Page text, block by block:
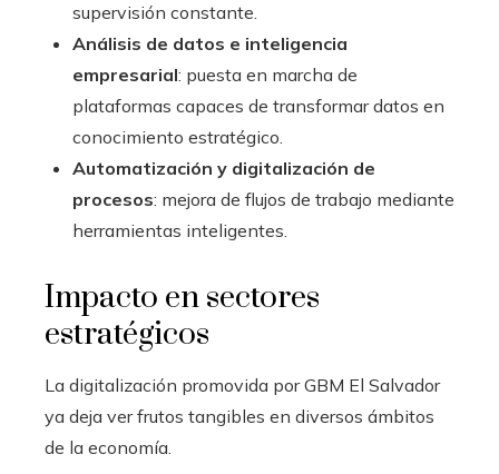
supervisión constante.
Análisis de datos e inteligencia
empresarial: puesta en marcha de
plataformas capaces de transformar datos en
conocimiento estratégico.
Automatización y digitalización de
procesos: mejora de flujos de trabajo mediante
herramientas inteligentes.
Impacto en sectores
estratégicos
La digitalización promovida por GBM El Salvador
ya deja ver frutos tangibles en diversos ámbitos
de la economía.